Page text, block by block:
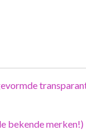
bekende merken!)